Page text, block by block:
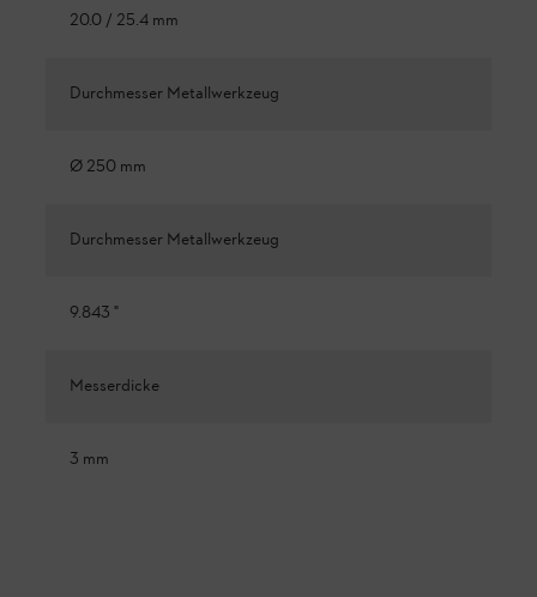
20.0 / 25.4 mm
Durchmesser Metallwerkzeug
Ø 250 mm
Durchmesser Metallwerkzeug
9.843 "
Messerdicke
3 mm